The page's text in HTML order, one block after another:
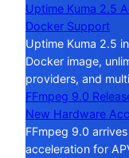
Uptime Kuma 2.5
Docker Support
Uptime Kuma 2.5
Docker image,
providers, and
FFmpeg 9.0
New Hardware
FFmpeg 9.0
acceleration for